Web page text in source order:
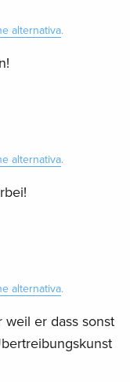
alternativa.
alternativa.
alternativa.
weil er dass sonst